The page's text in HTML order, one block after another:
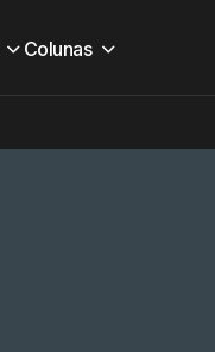
Colunas